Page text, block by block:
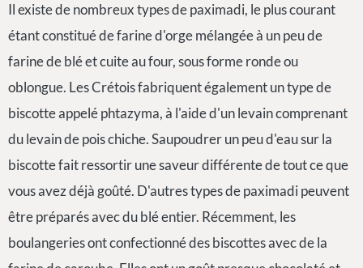
Il existe de nombreux types de paximadi, le plus courant
étant constitué de farine d'orge mélangée à un peu de
farine de blé et cuite au four, sous forme ronde ou
oblongue. Les Crétois fabriquent également un type de
biscotte appelé phtazyma, à l'aide d'un levain comprenant
du levain de pois chiche. Saupoudrer un peu d'eau sur la
biscotte fait ressortir une saveur différente de tout ce que
vous avez déjà goûté. D'autres types de paximadi peuvent
être préparés avec du blé entier. Récemment, les
boulangeries ont confectionné des biscottes avec de la